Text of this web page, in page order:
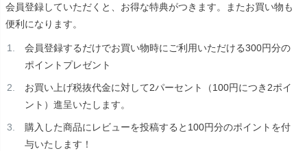
会員登録していただくと、お得な特典がつきます。またお買い物も
便利になります。
会員登録するだけでお買い物時にご利用いただける300円分の
ポイントプレゼント
お買い上げ税抜代金に対して2パーセント（100円につき2ポイ
ント）進呈いたします。
購入した商品にレビューを投稿すると100円分のポイントを付
与いたします！